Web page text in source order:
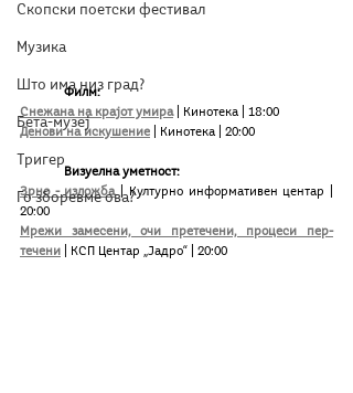
Скопски поетски фестивал
Музика
Што има низ град?
Бета-музеј
Тригер
Го зборевме ова?
Филм:
Снежана на крајот умира | Кинотека | 18:00
Денови на искушение | Кинотека | 20:00
Визуелна уметност:
Зрно - изложба | Културно информативен центар |
20:00
Мрежи замесени, очи претечени, процеси пер-
течени | КСП Центар „Јадро“ | 20:00